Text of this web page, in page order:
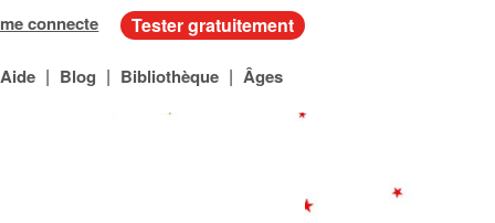
connecte Tester gratuitement
Aide | Blog | Bibliothèque | Âges